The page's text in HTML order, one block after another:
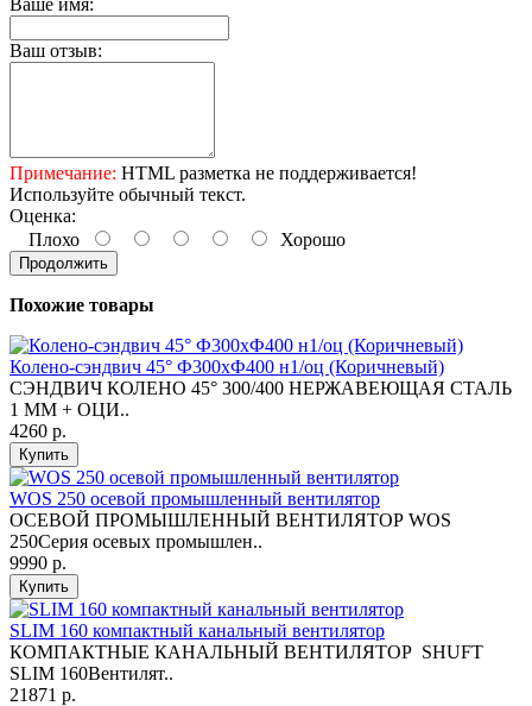
Ваш отзыв:
Примечание: HTML разметка не поддерживается!
Используйте обычный текст.
Оценка:
Плохо
Хорошо
Продолжить
Похожие товары
Колено-сэндвич 45° Ф300хФ400 н1/оц (Коричневый)
СЭНДВИЧ КОЛЕНО 45° 300/400 НЕРЖАВЕЮЩАЯ СТАЛЬ
1 ММ + ОЦИ..
4260 р.
Купить
WOS 250 осевой промышленный вентилятор
ОСЕВОЙ ПРОМЫШЛЕННЫЙ ВЕНТИЛЯТОР WOS
250Серия осевых промышлен..
9990 р.
Купить
SLIM 160 компактный канальный вентилятор
КОМПАКТНЫЕ КАНАЛЬНЫЙ ВЕНТИЛЯТОР SHUFT
SLIM 160Вентилят..
21871 р.